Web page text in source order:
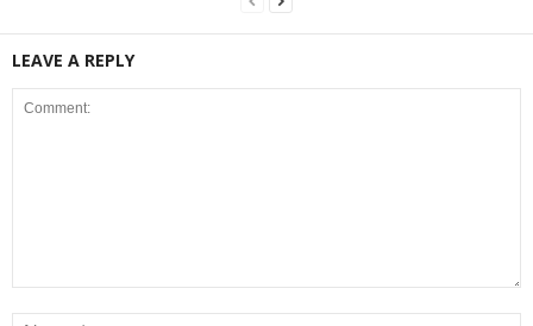
LEAVE A REPLY